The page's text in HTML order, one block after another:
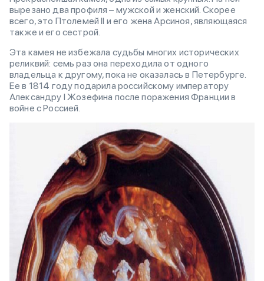
вырезано два профиля – мужской и женский. Скорее
всего, это Птолемей II и его жена Арсиноя, являющаяся
также и его сестрой.
Эта камея не избежала судьбы многих исторических
реликвий: семь раз она переходила от одного
владельца к другому, пока не оказалась в Петербурге.
Ее в 1814 году подарила российскому императору
Александру I Жозефина после поражения Франции в
войне с Россией.